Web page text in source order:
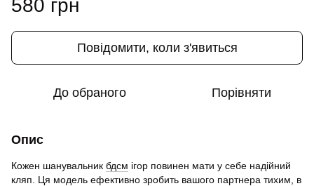
580 грн
Повідомити, коли з'явиться
До обраного Порівняти
Опис
Кожен шанувальник бдсм ігор повинен мати у себе надійний
кляп. Ця модель ефективно зробить вашого партнера тихим, в